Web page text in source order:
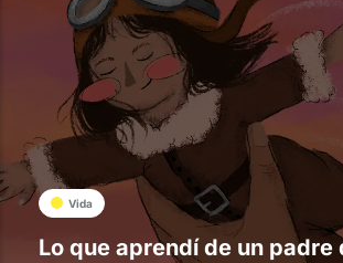
Vida
Lo que aprendí de un padre